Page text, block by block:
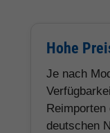
Hohe
Je nach
Reimporten
deutschen